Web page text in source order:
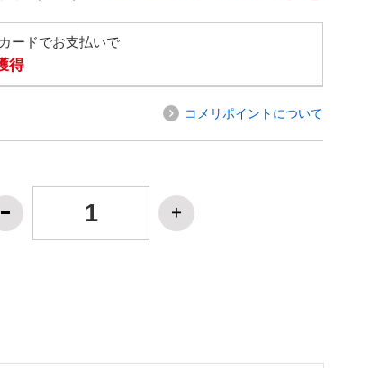
ードでお支払いで
得
コメリポイントについて